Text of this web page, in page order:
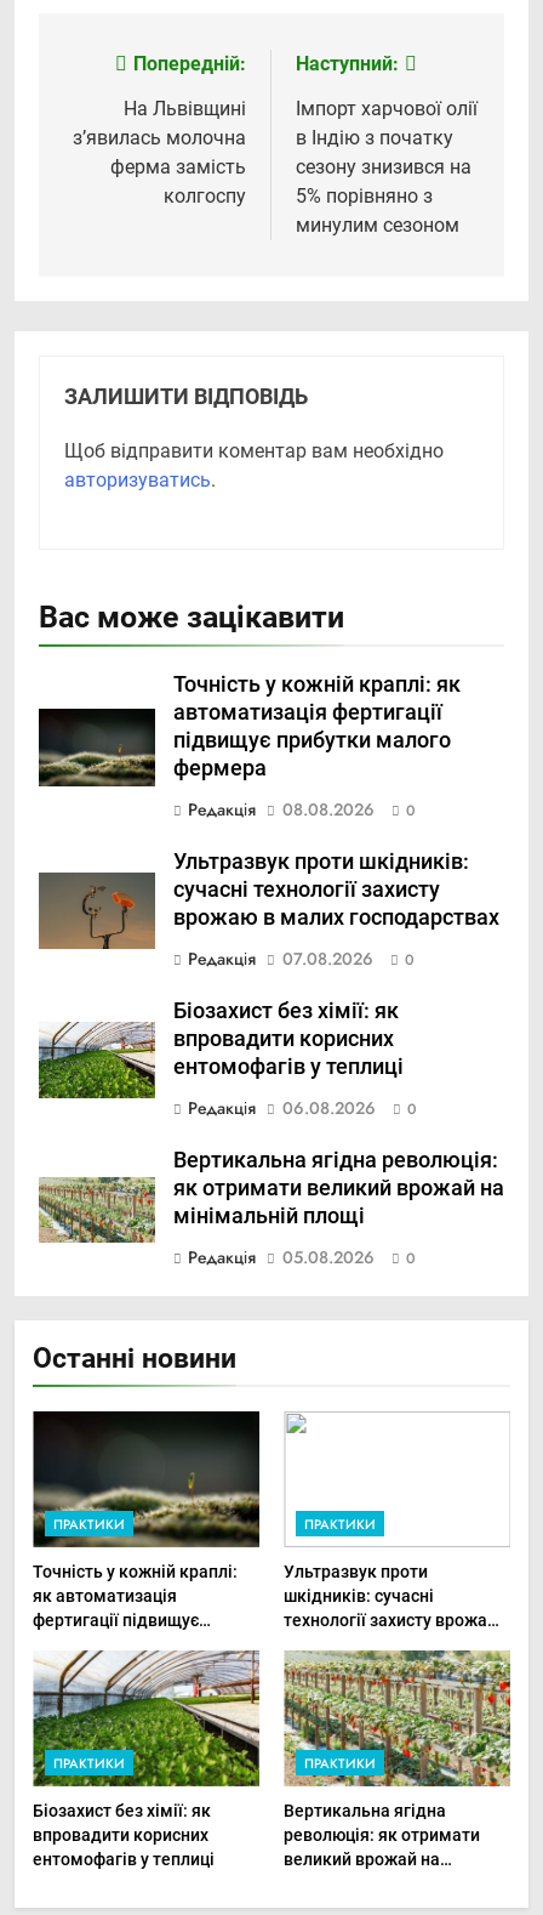
Навігація
записів
Попередній:
На Львівщині
з’явилась молочна
ферма замість
колгоспу
Наступний:
Імпорт харчової олії
в Індію з початку
сезону знизився на
5% порівняно з
минулим сезоном
ЗАЛИШИТИ ВІДПОВІДЬ
Щоб відправити коментар вам необхідно
авторизуватись.
Вас може зацікавити
Точність у кожній краплі: як
автоматизація фертигації
підвищує прибутки малого
фермера
Редакція
08.08.2026 0
Ультразвук проти шкідників:
сучасні технології захисту
врожаю в малих господарствах
Редакція
07.08.2026 0
Біозахист без хімії: як
впровадити корисних
ентомофагів у теплиці
Редакція
06.08.2026 0
Вертикальна ягідна революція:
як отримати великий врожай на
мінімальній площі
Редакція
05.08.2026 0
Останні новини
ПРАКТИКИ
Точність у кожній краплі:
як автоматизація
фертигації підвищує
ПРАКТИКИ
Ультразвук проти
шкідників: сучасні
технології захисту врожаю
ПРАКТИКИ
Біозахист без хімії: як
впровадити корисних
ентомофагів у теплиці
ПРАКТИКИ
Вертикальна ягідна
революція: як отримати
великий врожай на